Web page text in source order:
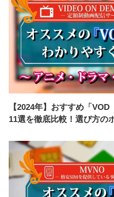
【2024年】おすすめ「VOD
11選を徹底比較！選び方の